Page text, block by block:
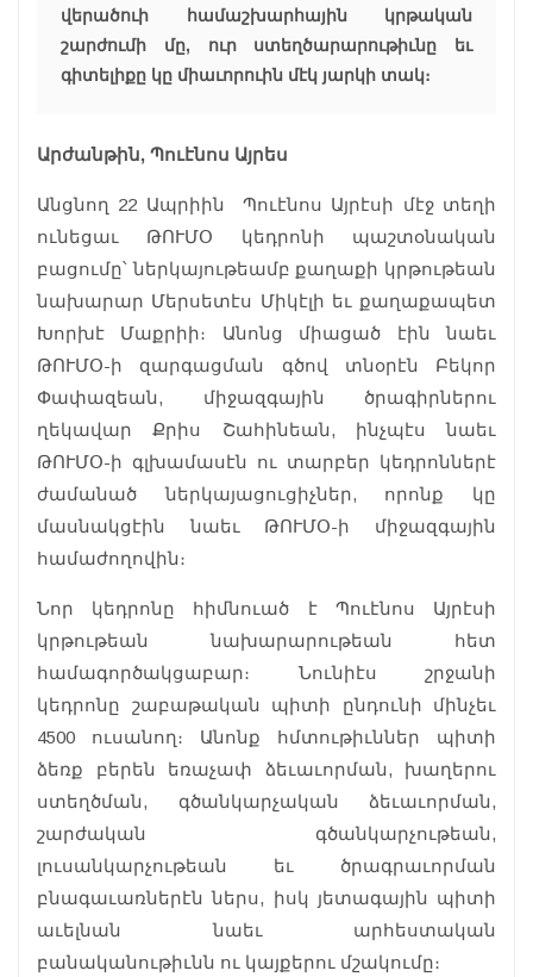
վերածուի համաշխարհային կրթական
շարժումի մը, ուր ստեղծարարութիւնը եւ
գիտելիքը կը միաւորուին մէկ յարկի տակ։
Արժանթին, Պուէնոս Այրես
Անցնող 22 Ապրիին Պուէնոս Այրէսի մէջ տեղի
ունեցաւ ԹՈՒՄՕ կեդրոնի պաշտօնական
բացումը՝ ներկայութեամբ քաղաքի կրթութեան
նախարար Մերսետէս Միկէլի եւ քաղաքապետ
Խորխէ Մաքրիի։ Անոնց միացած էին նաեւ
ԹՈՒՄՕ-ի զարգացման գծով տնօրէն Բեկոր
Փափազեան, միջազգային ծրագիրներու
ղեկավար Քրիս Շահինեան, ինչպէս նաեւ
ԹՈՒՄՕ-ի գլխամասէն ու տարբեր կեդրոններէ
ժամանած ներկայացուցիչներ, որոնք կը
մասնակցէին նաեւ ԹՈՒՄՕ-ի միջազգային
համաժողովին։
Նոր կեդրոնը հիմնուած է Պուէնոս Այրէսի
կրթութեան նախարարութեան հետ
համագործակցաբար։ Նունիէս շրջանի
կեդրոնը շաբաթական պիտի ընդունի մինչեւ
4500 ուսանող։ Անոնք հմտութիւններ պիտի
ձեռք բերեն եռաչափ ձեւաւորման, խաղերու
ստեղծման, գծանկարչական ձեւաւորման,
շարժական գծանկարչութեան,
լուսանկարչութեան եւ ծրագրաւորման
բնագաւառներէն ներս, իսկ յետագային պիտի
աւելնան նաեւ արհեստական
բանականութիւնն ու կայքերու մշակումը։